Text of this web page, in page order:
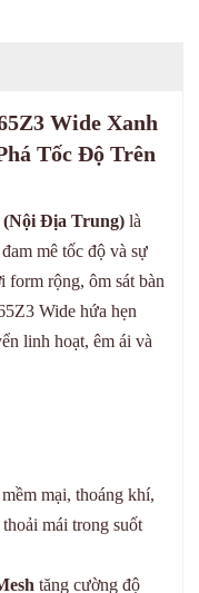
Wide Xanh
Tốc Độ Trên
(Nội Địa Trung) là
mê tốc độ và sự
form rộng, ôm sát bàn
Wide hứa hẹn
linh hoạt, êm ái và
mại, thoáng khí,
mái trong suốt
tăng cường độ